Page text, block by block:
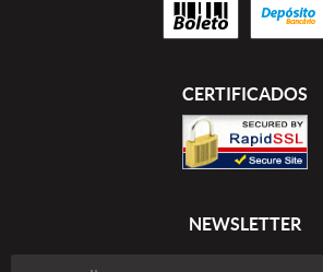
CERTIFICADOS
NEWSLETTER